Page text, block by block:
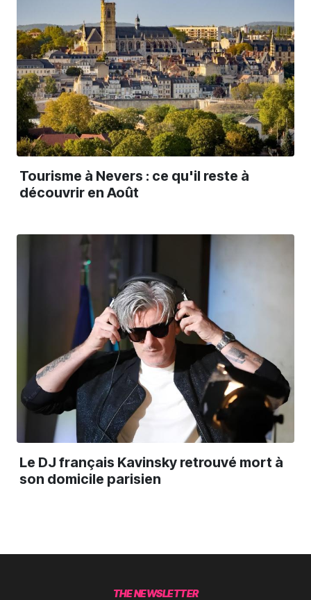
Tourisme à Nevers : ce qu'il reste à
découvrir en Août
Le DJ français Kavinsky retrouvé mort à
son domicile parisien
THE NEWSLETTER